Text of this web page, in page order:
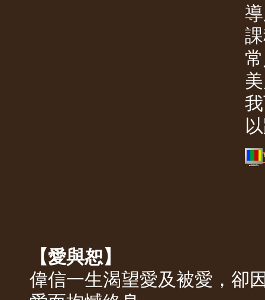
【愛與恕】
偉信一生渴望愛及被愛，卻